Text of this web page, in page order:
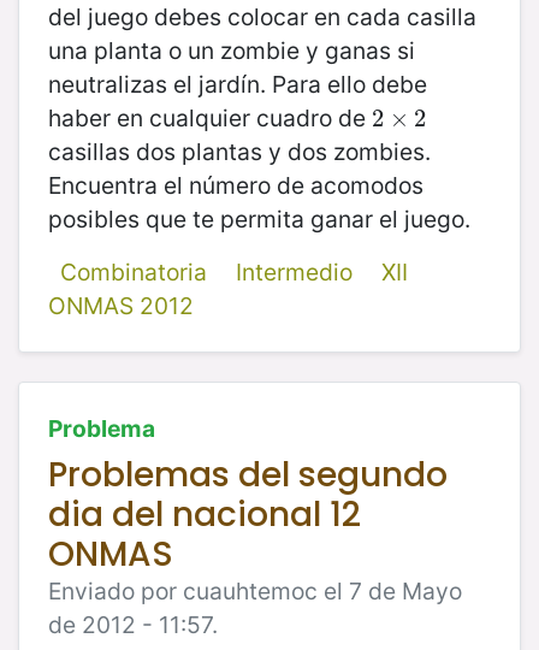
del juego debes colocar en cada casilla
una planta o un zombie y ganas si
neutralizas el jardín. Para ello debe
haber en cualquier cuadro de 2 × 2
2 ×2
casillas dos plantas y dos zombies.
Encuentra el número de acomodos
posibles que te permita ganar el juego.
Combinatoria
Intermedio
XII
ONMAS 2012
Problema
Problemas del segundo
dia del nacional 12
ONMAS
Enviado por cuauhtemoc el 7 de Mayo
de 2012 - 11:57.